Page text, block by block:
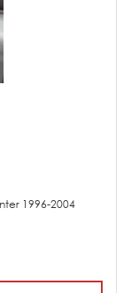
1996-2004